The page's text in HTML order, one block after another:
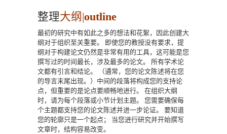
整理大纲|outline
最初的研究中有如此之多的想法和花絮，因此创建大
纲对于组织至关重要。
即使您的教授没有要求，提
纲对于构建论文仍然是非常有用的工具，这可能是您
撰写过的时间最长，涉及最多的论文。
所有学术论
文都有引言和结论。
（通常，您的论文陈述将在您
的导言末尾出现。）中间的段落将构成您的支持论
点，但重要的是论点要顺畅地进行。
在组织大纲
时，请为每个段落或小节计划主题。
您需要确保每
个主题都支持您的论文陈述并进一步论证。
要知道
您的轮廓只是一个起点；
当您进行研究并开始撰写
文章时，结构容易改变。